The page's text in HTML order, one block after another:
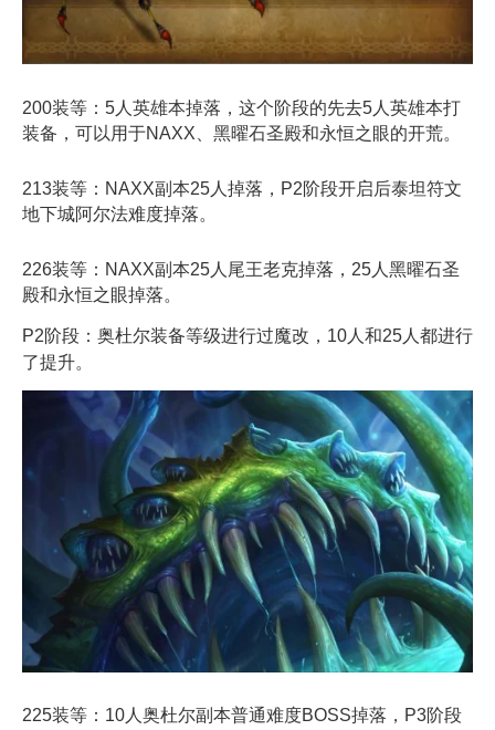
200装等：5人英雄本掉落，这个阶段的先去5人英雄本打
装备，可以用于NAXX、黑曜石圣殿和永恒之眼的开荒。
213装等：NAXX副本25人掉落，P2阶段开启后泰坦符文
地下城阿尔法难度掉落。
226装等：NAXX副本25人尾王老克掉落，25人黑曜石圣
殿和永恒之眼掉落。
P2阶段：奥杜尔装备等级进行过魔改，10人和25人都进行
了提升。
225装等：10人奥杜尔副本普通难度BOSS掉落，P3阶段